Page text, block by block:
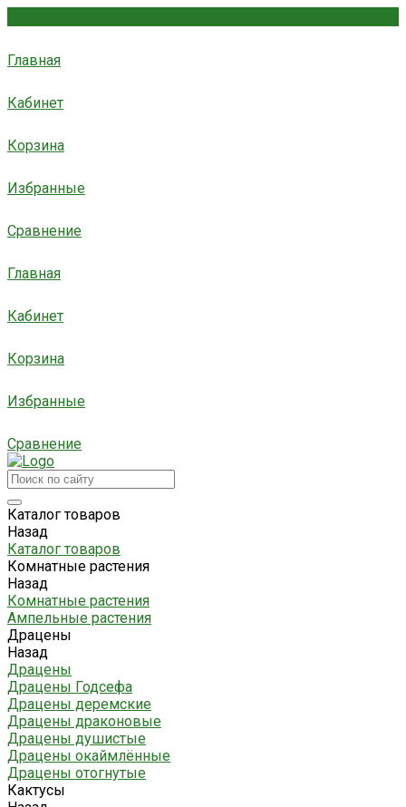
Главная
Кабинет
Корзина
Избранные
Сравнение
Главная
Кабинет
Корзина
Избранные
Сравнение
Каталог товаров
Назад
Каталог товаров
Комнатные растения
Назад
Комнатные растения
Ампельные растения
Драцены
Назад
Драцены
Драцены Годсефа
Драцены деремские
Драцены драконовые
Драцены душистые
Драцены окаймлённые
Драцены отогнутые
Кактусы